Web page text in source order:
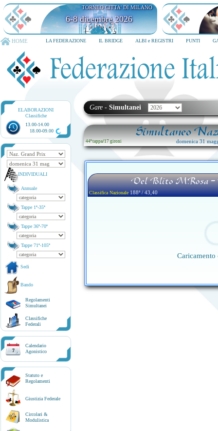
TORNEO CITTA' DI MILANO
6-8 dicembre 2026
HOME LA FEDERAZIONE IL BRIDGE ALBI e REGISTRI PUNTI
ELABORAZIONI
Classifiche
13.00-14.00
18.00-09.00
INDIVIDUALI
Annuale
Tappe 1ª-35ª
Tappe 36ª-70ª
Tappe 71ª-105ª
Sedi
Bando
Regolamenti
Simultanei
Classifiche
Federali
7
Calendario
Agonistico
Statuto e
Regolamenti
Giustizia Federale
Circolari &
Modulistica
Gare - Simultanei
Simultaneo
44ª tappa/17 gironi domenica 31
Del Polito M.rosa -
Classifica Nazionale188ª / 43,40